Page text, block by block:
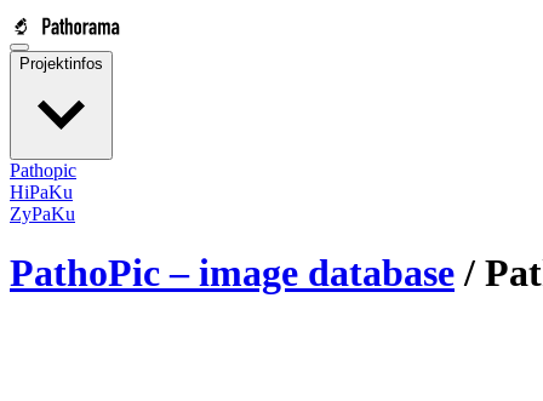
Projektinfos
Pathopic
HiPaKu
ZyPaKu
PathoPic – image database /